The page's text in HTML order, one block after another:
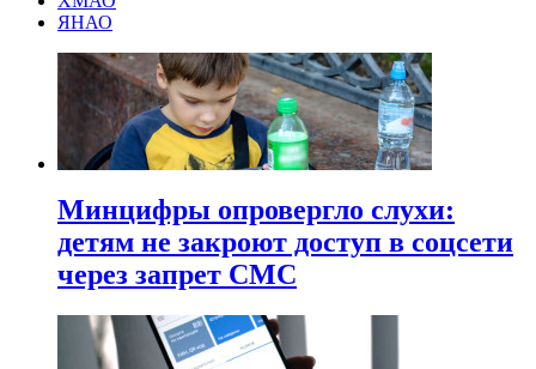
ЯНАО
Минцифры опровергло слухи:
детям не закроют доступ в соцсети
через запрет СМС